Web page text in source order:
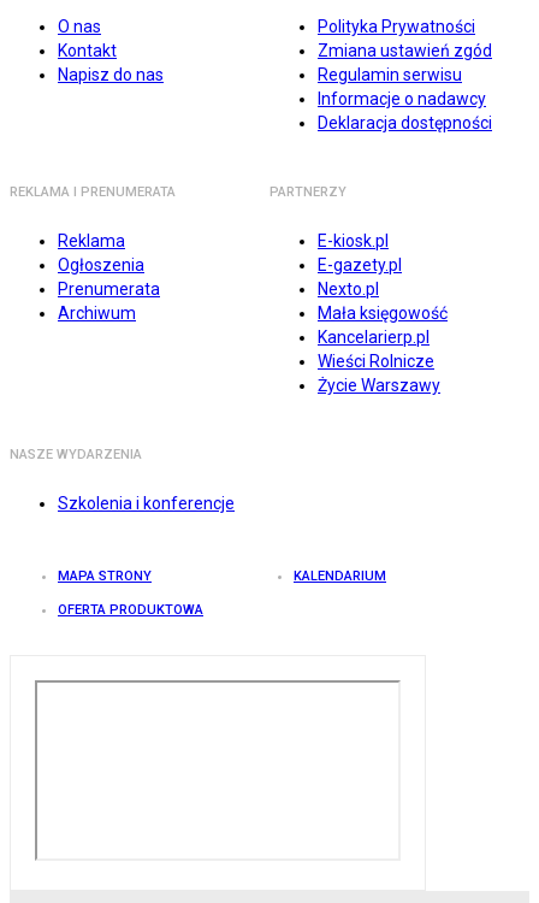
O nas
Kontakt
Napisz do nas
Polityka Prywatności
Zmiana ustawień zgód
Regulamin serwisu
Informacje o nadawcy
Deklaracja dostępności
REKLAMA I PRENUMERATA
Reklama
Ogłoszenia
Prenumerata
Archiwum
PARTNERZY
E-kiosk.pl
E-gazety.pl
Nexto.pl
Mała księgowość
Kancelarierp.pl
Wieści Rolnicze
Życie Warszawy
NASZE WYDARZENIA
Szkolenia i konferencje
MAPA STRONY KALENDARIUM
OFERTA PRODUKTOWA